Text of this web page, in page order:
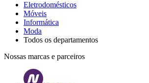
Eletrodomésticos
Móveis
Informática
Moda
Todos os departamentos
Nossas marcas e parceiros